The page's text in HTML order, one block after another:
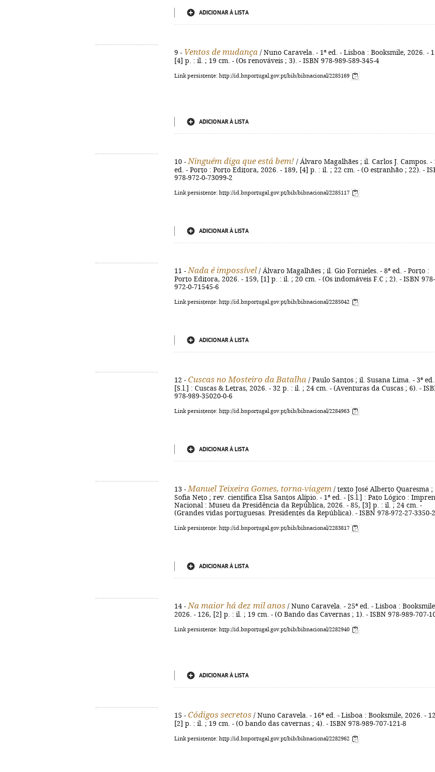
ADICIONAR À LISTA
9 - Ventos de mudança / Nuno Caravela. - 1ª ed. - Lisboa : Booksmile, 2026. -
[4] p. : il. ; 19 cm. - (Os renováveis ; 3). - ISBN 978-989-589-345-4
Link persistente: http://id.bnportugal.gov.pt/bib/bibnacional/2285169
ADICIONAR À LISTA
10 - Ninguém diga que está bem! / Álvaro Magalhães ; il. Carlos J. Campos. -
ed. - Porto : Porto Editora, 2026. - 189, [4] p. : il. ; 22 cm. - (O estranhão ; 22). -
978-972-0-73099-2
Link persistente: http://id.bnportugal.gov.pt/bib/bibnacional/2285117
ADICIONAR À LISTA
11 - Nada é impossível / Álvaro Magalhães ; il. Gio Fornieles. - 8ª ed. - Porto :
Porto Editora, 2026. - 159, [1] p. : il. ; 20 cm. - (Os indomáveis F.C ; 2). - ISBN 978-
972-0-71545-6
Link persistente: http://id.bnportugal.gov.pt/bib/bibnacional/2285042
ADICIONAR À LISTA
12 - Cuscas no Mosteiro da Batalha / Paulo Santos ; il. Susana Lima. - 3ª
[S.l.] : Cuscas & Letras, 2026. - 32 p. : il. ; 24 cm. - (Aventuras da Cuscas ; 6). -
978-989-35020-0-6
Link persistente: http://id.bnportugal.gov.pt/bib/bibnacional/2284963
ADICIONAR À LISTA
13 - Manuel Teixeira Gomes, torna-viagem / texto José Alberto Quaresma ;
Sofia Neto ; rev. científica Elsa Santos Alípio. - 1ª ed. - [S.l.] : Pato Lógico :
Nacional : Museu da Presidência da República, 2026. - 85, [3] p. : il. ; 24 cm. -
(Grandes vidas portuguesas. Presidentes da República). - ISBN 978-972-27-3350-2
Link persistente: http://id.bnportugal.gov.pt/bib/bibnacional/2283817
ADICIONAR À LISTA
14 - Na maior há dez mil anos / Nuno Caravela. - 25ª ed. - Lisboa :
2026. - 126, [2] p. : il. ; 19 cm. - (O Bando das Cavernas ; 1). - ISBN 978-989-707-
Link persistente: http://id.bnportugal.gov.pt/bib/bibnacional/2282940
ADICIONAR À LISTA
15 - Códigos secretos / Nuno Caravela. - 16ª ed. - Lisboa : Booksmile, 2026. -
[2] p. : il. ; 19 cm. - (O bando das cavernas ; 4). - ISBN 978-989-707-121-8
Link persistente: http://id.bnportugal.gov.pt/bib/bibnacional/2282962